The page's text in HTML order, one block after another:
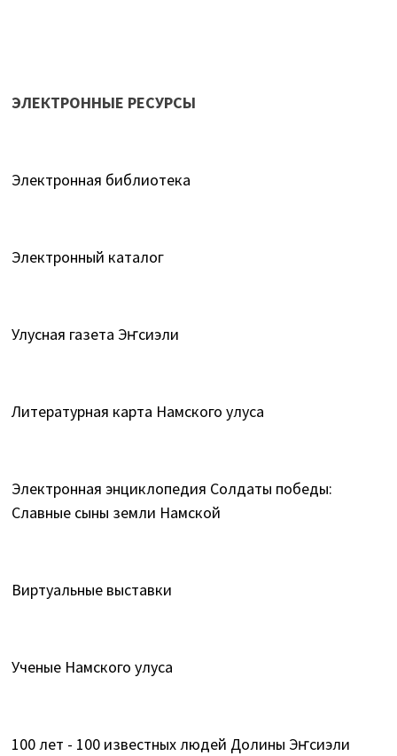
ЭЛЕКТРОННЫЕ РЕСУРСЫ
Электронная библиотека
Электронный каталог
Улусная газета Эҥсиэли
Литературная карта Намского улуса
Электронная энциклопедия Солдаты победы:
Славные сыны земли Намской
Виртуальные выставки
Ученые Намского улуса
100 лет - 100 известных людей Долины Эҥсиэли